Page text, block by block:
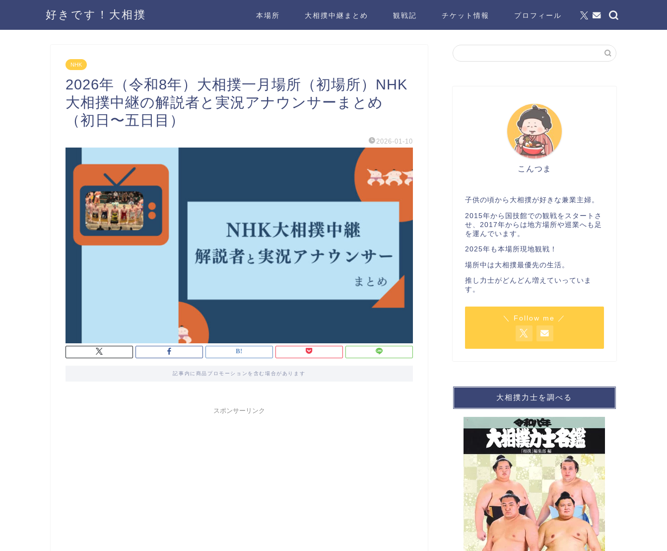
好きです！大相撲 本場所 大相撲中継まとめ 観戦記 チケット情報 プロフィール
NHK
2026年（令和8年）大相撲一月場所（初場所）NHK
大相撲中継の解説者と実況アナウンサーまとめ
（初日〜五日目）
2026-01-10
記事内に商品プロモーションを含む場合があります
スポンサーリンク
こんつま
子供の頃から大相撲が好きな兼業主婦。
2015年から国技館での観戦をスタートさ
せ、2017年からは地方場所や巡業へも足
を運んでいます。
2025年も本場所現地観戦！
場所中は大相撲最優先の生活。
推し力士がどんどん増えていっていま
す。
＼ Follow me ／
大相撲力士を調べる